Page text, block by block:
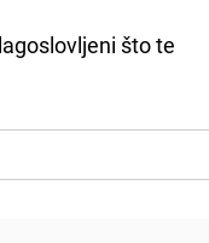
što te